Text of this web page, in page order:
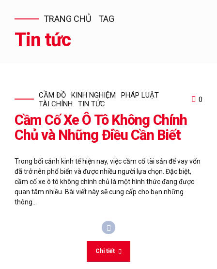
TRANG CHỦ TAG
Tin tức
CẦM ĐỒ KINH NGHIỆM
PHÁP LUẬT
TÀI CHÍNH
TIN TỨC 0
Cầm Cố Xe Ô Tô Không Chính
Chủ và Những Điều Cần Biết
Trong bối cảnh kinh tế hiện nay, việc cầm cố tài sản để vay vốn
đã trở nên phổ biến và được nhiều người lựa chọn. Đặc biệt,
cầm cố xe ô tô không chính chủ là một hình thức đang được
quan tâm nhiều. Bài viết này sẽ cung cấp cho bạn những
thông...
Chi tiết